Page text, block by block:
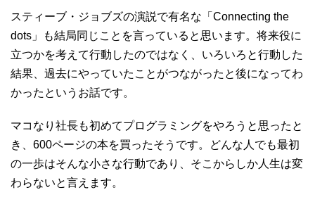
スティーブ・ジョブズの演説で有名な「Connecting the
dots」も結局同じことを言っていると思います。将来役に
立つかを考えて行動したのではなく、いろいろと行動した
結果、過去にやっていたことがつながったと後になってわ
かったというお話です。
マコなり社長も初めてプログラミングをやろうと思ったと
き、600ページの本を買ったそうです。どんな人でも最初
の一歩はそんな小さな行動であり、そこからしか人生は変
わらないと言えます。